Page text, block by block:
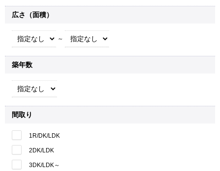
広さ（面積）
～
築年数
間取り
1R/DK/LDK
2DK/LDK
3DK/LDK～